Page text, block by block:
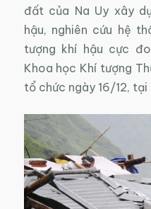
đất của Na Uy xây
hậu, nghiên cứu hệ
tượng khí hậu cực
Khoa học Khí tượng
tổ chức ngày 16/12, tại